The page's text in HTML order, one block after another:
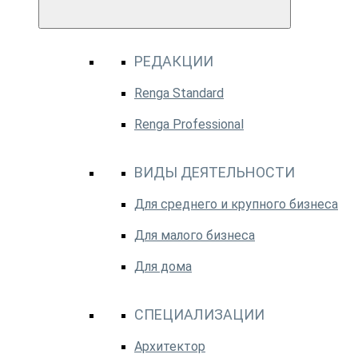
РЕДАКЦИИ
Renga Standard
Renga Professional
ВИДЫ ДЕЯТЕЛЬНОСТИ
Для среднего и крупного бизнеса
Для малого бизнеса
Для дома
СПЕЦИАЛИЗАЦИИ
Архитектор